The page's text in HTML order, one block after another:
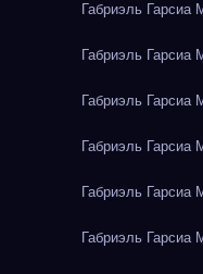
Габриэль Гарсиа
Габриэль Гарсиа
Габриэль Гарсиа
Габриэль Гарсиа
Габриэль Гарсиа
Габриэль Гарсиа